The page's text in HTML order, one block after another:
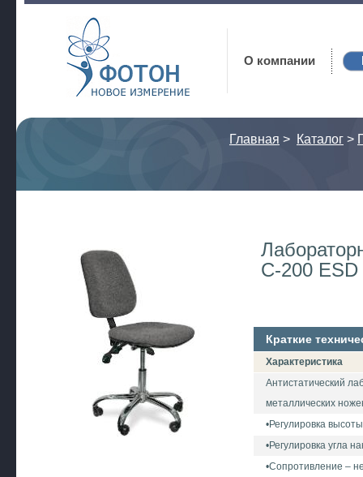
Фотон
О компании
Главная > Каталог >
C-200 ESD
Краткие
Характеристика
Антистатический
металлических
•Регулировка
•Регулировка угла
•Сопротивление –